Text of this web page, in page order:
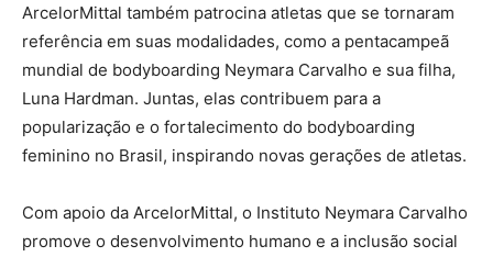
ArcelorMittal também patrocina atletas que se tornaram
referência em suas modalidades, como a pentacampeã
mundial de bodyboarding Neymara Carvalho e sua filha,
Luna Hardman. Juntas, elas contribuem para a
popularização e o fortalecimento do bodyboarding
feminino no Brasil, inspirando novas gerações de atletas.
Com apoio da ArcelorMittal, o Instituto Neymara Carvalho
promove o desenvolvimento humano e a inclusão social